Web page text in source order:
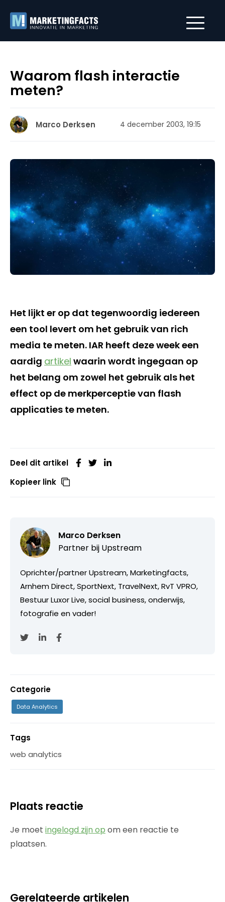
Waarom flash interactie
meten?
Marco Derksen 4 december 2003, 19:15
Het lijkt er op dat tegenwoordig iedereen
een tool levert om het gebruik van rich
media te meten. IAR heeft deze week een
aardig artikel waarin wordt ingegaan op
het belang om zowel het gebruik als het
effect op de merkperceptie van flash
applicaties te meten.
Deel dit artikel
Kopieer link
Marco Derksen
Partner bij Upstream
Oprichter/partner Upstream, Marketingfacts,
Arnhem Direct, SportNext, TravelNext, RvT VPRO,
Bestuur Luxor Live, social business, onderwijs,
fotografie en vader!
Categorie
Data Analytics
Tags
web analytics
Plaats reactie
Je moet ingelogd zijn op om een reactie te
plaatsen.
Gerelateerde artikelen